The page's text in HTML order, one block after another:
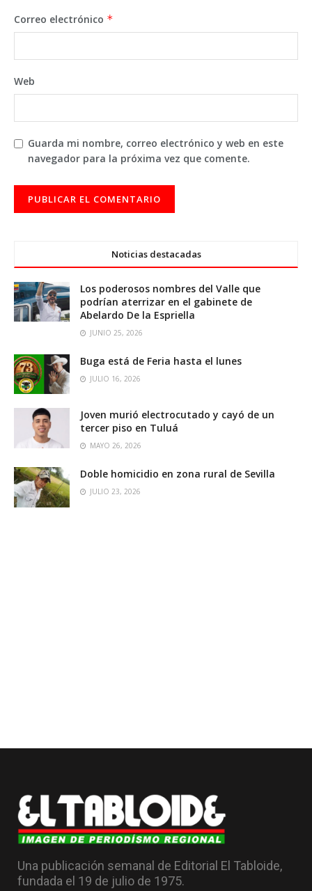
Correo electrónico *
Web
Guarda mi nombre, correo electrónico y web en este
navegador para la próxima vez que comente.
Noticias destacadas
Los poderosos nombres del Valle que
podrían aterrizar en el gabinete de
Abelardo De la Espriella
JUNIO 25, 2026
Buga está de Feria hasta el lunes
JULIO 16, 2026
Joven murió electrocutado y cayó de un
tercer piso en Tuluá
MAYO 26, 2026
Doble homicidio en zona rural de Sevilla
JULIO 23, 2026
Una publicación semanal de Editorial El Tabloide,
fundada el 19 de julio de 1975.